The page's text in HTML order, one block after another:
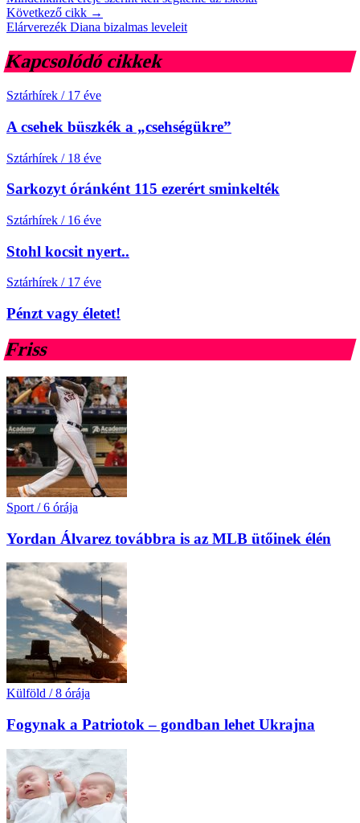
Következő cikk →
Elárverezék Diana bizalmas leveleit
Kapcsolódó cikkek
Sztárhírek / 17 éve
A csehek büszkék a „csehségükre”
Sztárhírek / 18 éve
Sarkozyt óránként 115 ezerért sminkelték
Sztárhírek / 16 éve
Stohl kocsit nyert..
Sztárhírek / 17 éve
Pénzt vagy életet!
Friss
Sport / 6 órája
Yordan Álvarez továbbra is az MLB ütőinek élén
Külföld / 8 órája
Fogynak a Patriotok – gondban lehet Ukrajna